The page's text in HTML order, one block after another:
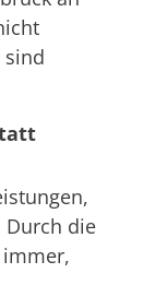
sind
Durch die